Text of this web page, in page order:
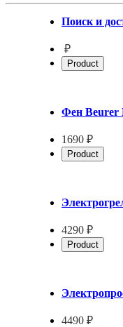
Поиск и
₽
Product
Фен Beurer
1690 ₽
Product
4290 ₽
Product
4490 ₽